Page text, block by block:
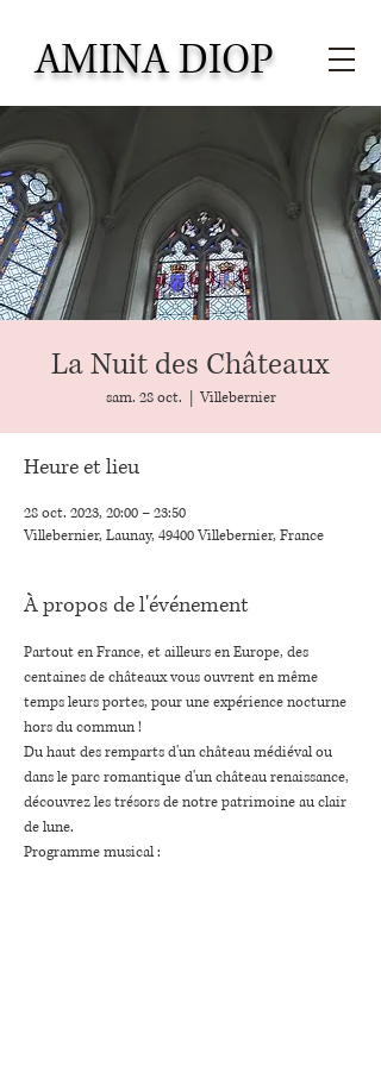
AMINA DIOP
La Nuit des Châteaux
sam. 28 oct. Villebernier
Heure et lieu
28 oct. 2023, 20:00 – 23:50
Villebernier, Launay, 49400 Villebernier, France
À propos de l'événement
Partout en France, et ailleurs en Europe, des
centaines de châteaux vous ouvrent en même
temps leurs portes, pour une expérience nocturne
hors du commun !
Du haut des remparts d'un château médiéval ou
dans le parc romantique d'un château renaissance,
découvrez les trésors de notre patrimoine au clair
de lune.
Programme musical :